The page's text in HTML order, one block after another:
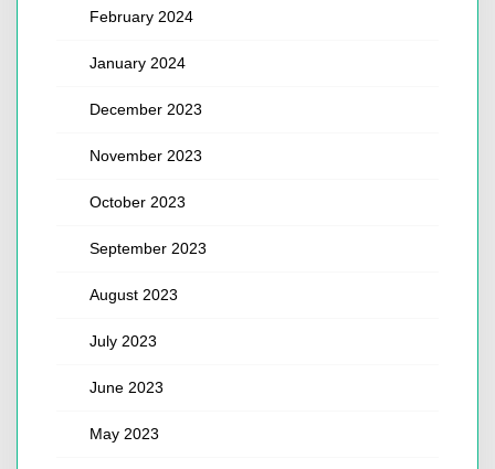
February 2024
January 2024
December 2023
November 2023
October 2023
September 2023
August 2023
July 2023
June 2023
May 2023